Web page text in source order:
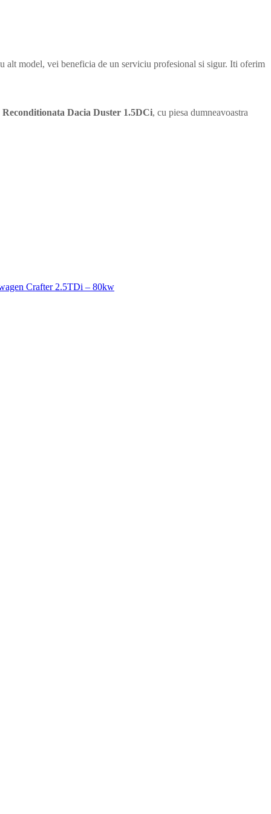
alt model, vei beneficia de un serviciu profesional si sigur. Iti oferim
Dacia Duster 1.5DCi, cu piesa dumneavoastra